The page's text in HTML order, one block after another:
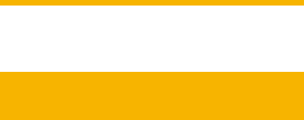
JUNGES SCHAUSPIEL